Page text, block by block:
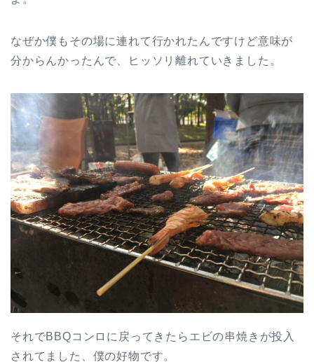
なぜか僕もその場に連れて行かれたんですけど意味が
分からんかったんで、ヒッソリ離れていきました。
それでBBQコンロに戻ってきたらエビの串焼きが投入
されてました、僕の好物です。